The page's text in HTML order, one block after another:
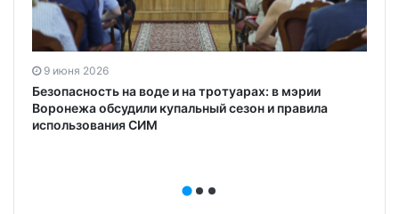
9 июня 2026
Безопасность на воде и на тротуарах: в мэрии
Воронежа обсудили купальный сезон и правила
использования СИМ